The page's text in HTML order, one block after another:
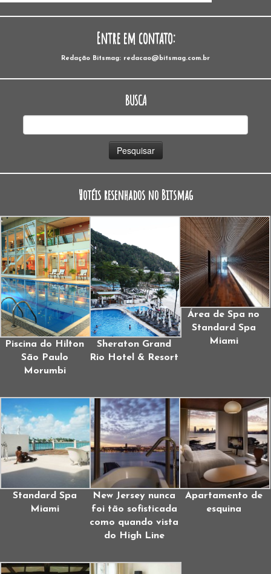
Entre em contato:
Redação Bitsmag: redacao@bitsmag.com.br
BUSCA
Hotéis resenhados no Bitsmag
Piscina do Hilton
São Paulo
Morumbi
Sheraton Grand
Rio Hotel & Resort
Área de Spa no
Standard Spa
Miami
Standard Spa
Miami
New Jersey nunca
foi tão sofisticada
como quando vista
do High Line
Apartamento de
esquina